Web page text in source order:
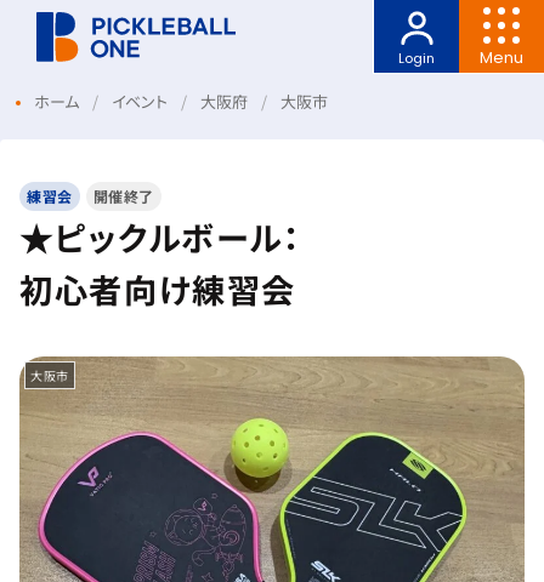
Menu
Login
ホーム イベント 大阪府 大阪市
練習会 開催終了
★ピックルボール：
初心者向け練習会
大阪市